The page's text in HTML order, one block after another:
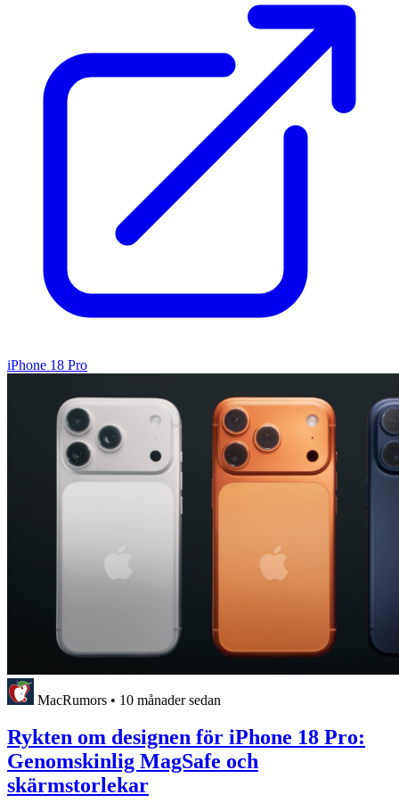
iPhone 18 Pro
MacRumors • 10 månader sedan
Rykten om designen för iPhone 18 Pro:
Genomskinlig MagSafe och
skärmstorlekar